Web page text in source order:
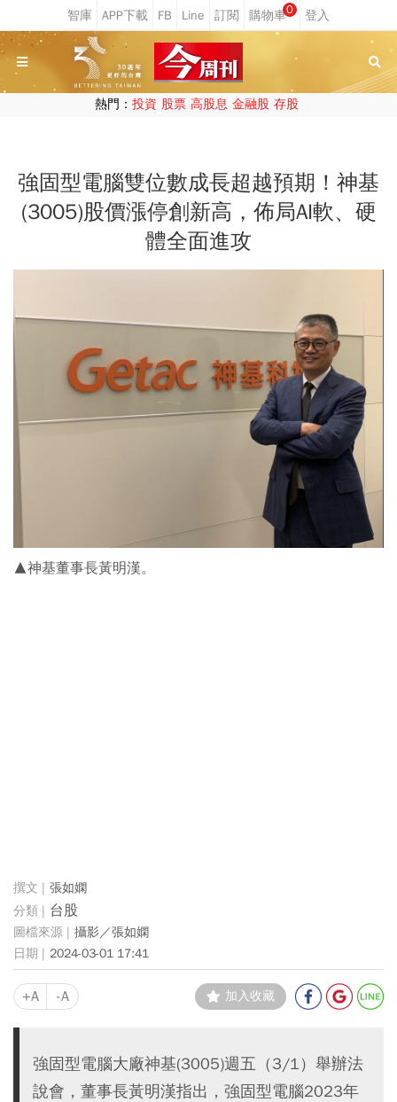
0
熱門： 投資 股票 高股息 金融股 存股
強固型電腦雙位數成長超越預期！神基
(3005)股價漲停創新高，佈局AI軟、硬
體全面進攻
▲神基董事長黃明漢。
張如嫻
台股
攝影／張如嫻
2024-03-01 17:41
+A -A 加入收藏
強固型電腦大廠神基(3005)週五（3/1）舉辦法
說會，董事長黃明漢指出，強固型電腦2023年